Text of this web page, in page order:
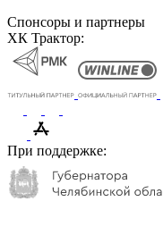
Спонсоры и партнеры
ХК Трактор:
При поддержке: